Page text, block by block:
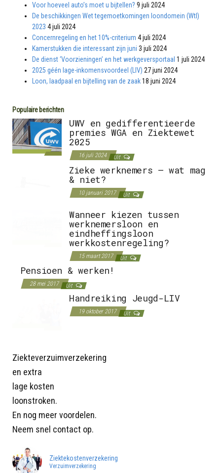
Voor hoeveel auto’s moet u bijtellen? 9 juli 2024
De beschikkingen Wet tegemoetkomingen loondomein (Wtl)
2023 4 juli 2024
Concernregeling en het 10%-criterium 4 juli 2024
Kamerstukken die interessant zijn juni 3 juli 2024
De dienst ‘Voorzieningen’ en het werkgeversportaal 1 juli 2024
2025 géén lage-inkomensvoordeel (LIV) 27 juni 2024
Loon, laadpaal en bijtelling van de zaak18 juni 2024
Populaire berichten
UWV en gedifferentieerde
premies WGA en Ziektewet
2025
16 juli 2024 Uit
Zieke werknemers – wat mag
& niet?
10 januari 2017 Uit
Wanneer kiezen tussen
werknemersloon en
eindheffingsloon
werkkostenregeling?
15 maart 2017 Uit
Pensioen & werken!
28 mei 2017
Handreiking Jeugd-LIV
19 oktober 2017 Uit
Ziekteverzuimverzekering
en extra
lage kosten
loonstroken.
En nog meer voordelen.
Neem snel contact op.
Ziektekostenverzekering
Verzuimverzekering